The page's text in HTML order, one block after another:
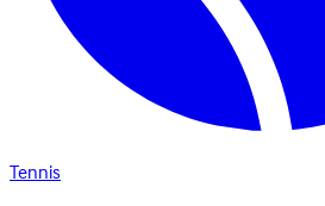
Tennis